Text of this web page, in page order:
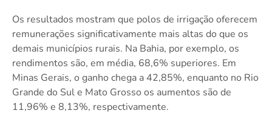
Os resultados mostram que polos de irrigação oferecem
remunerações significativamente mais altas do que os
demais municípios rurais. Na Bahia, por exemplo, os
rendimentos são, em média, 68,6% superiores. Em
Minas Gerais, o ganho chega a 42,85%, enquanto no Rio
Grande do Sul e Mato Grosso os aumentos são de
11,96% e 8,13%, respectivamente.